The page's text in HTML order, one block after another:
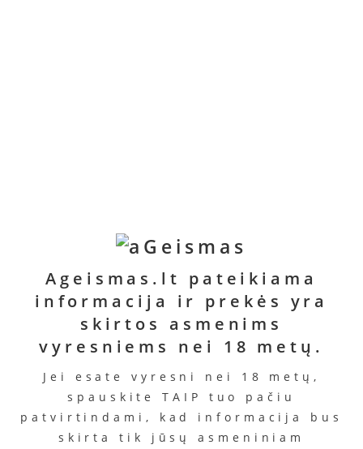
Ageismas.lt pateikiama
informacija ir prekės yra
skirtos asmenims
vyresniems nei 18 metų.
Jei esate vyresni nei 18 metų,
spauskite TAIP tuo pačiu
patvirtindami, kad informacija bus
skirta tik jūsų asmeniniam